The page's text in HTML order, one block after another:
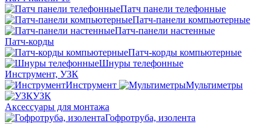
Патч панели телефонные
Патч-панели компьютерные
Патч-панели настенные
Патч-корды
Патч-корды компьютерные
Шнуры телефонные
Инструмент, УЗК
Инструмент
Мультиметры
УЗК
Аксессуары для монтажа
Гофротруба, изолента